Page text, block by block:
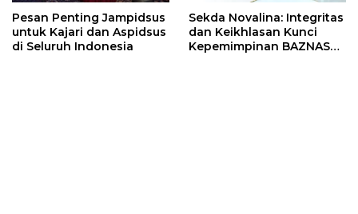
Pesan Penting Jampidsus
untuk Kajari dan Aspidsus
di Seluruh Indonesia
Sekda Novalina: Integritas
dan Keikhlasan Kunci
Kepemimpinan BAZNAS